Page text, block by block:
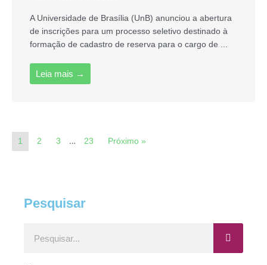
A Universidade de Brasília (UnB) anunciou a abertura
de inscrições para um processo seletivo destinado à
formação de cadastro de reserva para o cargo de ...
Leia mais →
1 2 3 … 23 Próximo »
Pesquisar